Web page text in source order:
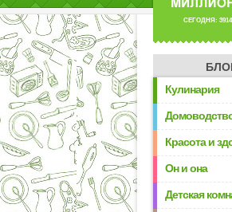
СЕГОДНЯ:
Кулинария
Красота и
Он и она
Детская